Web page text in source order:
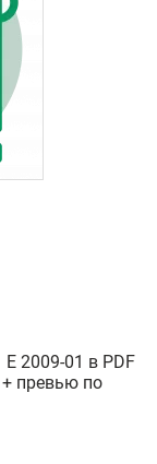
2009-01 в PDF
превью по